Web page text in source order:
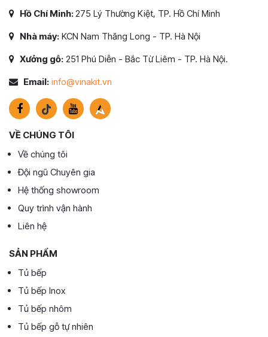
Hồ Chí Minh:275 Lý Thường Kiệt, TP. Hồ Chí Minh
Nhà máy: KCN Nam Thăng Long - TP. Hà Nội
Xưởng gỗ: 251 Phú Diễn - Bắc Từ Liêm - TP. Hà Nội.
Email: info@vinakit.vn
VỀ CHÚNG TÔI
Về chúng tôi
Đội ngũ Chuyên gia
Hệ thống showroom
Quy trình vận hành
Liên hệ
SẢN PHẨM
Tủ bếp
Tủ bếp Inox
Tủ bếp nhôm
Tủ bếp gỗ tự nhiên